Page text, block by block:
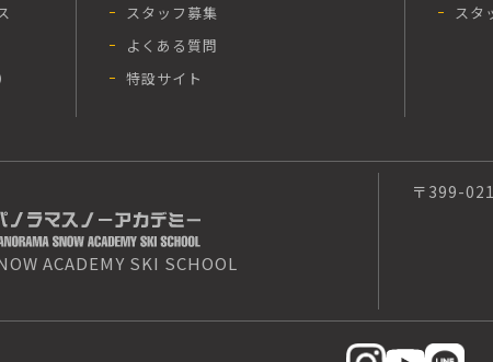
スタッフ募集
よくある質問
特設サイト
スタ
ACADEMY SKI SCHOOL
〒399-